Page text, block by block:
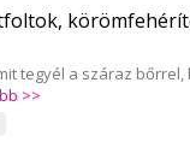
tegyél a száraz
>>